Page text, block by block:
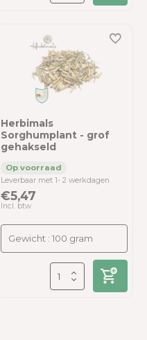
Herbimals
Sorghumplant - grof
gehakseld
Leverbaar met 1- 2 werkdagen
€5,47
Incl. btw